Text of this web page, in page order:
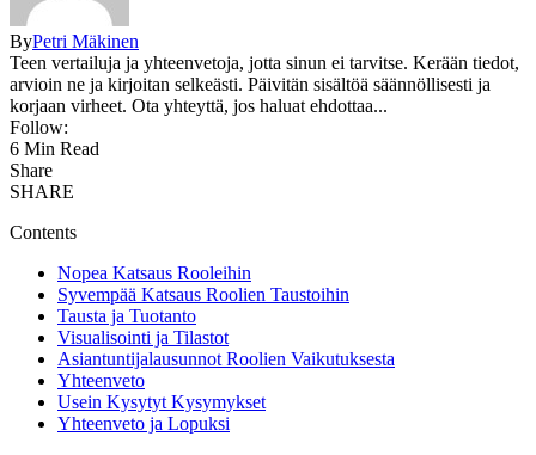
ByPetri Mäkinen
Teen vertailuja ja yhteenvetoja, jotta sinun ei tarvitse. Kerään tiedot,
arvioin ne ja kirjoitan selkeästi. Päivitän sisältöä säännöllisesti ja
korjaan virheet. Ota yhteyttä, jos haluat ehdottaa...
Follow:
6 Min Read
Share
SHARE
Contents
Nopea Katsaus Rooleihin
Syvempää Katsaus Roolien Taustoihin
Tausta ja Tuotanto
Visualisointi ja Tilastot
Asiantuntijalausunnot Roolien Vaikutuksesta
Yhteenveto
Usein Kysytyt Kysymykset
Yhteenveto ja Lopuksi